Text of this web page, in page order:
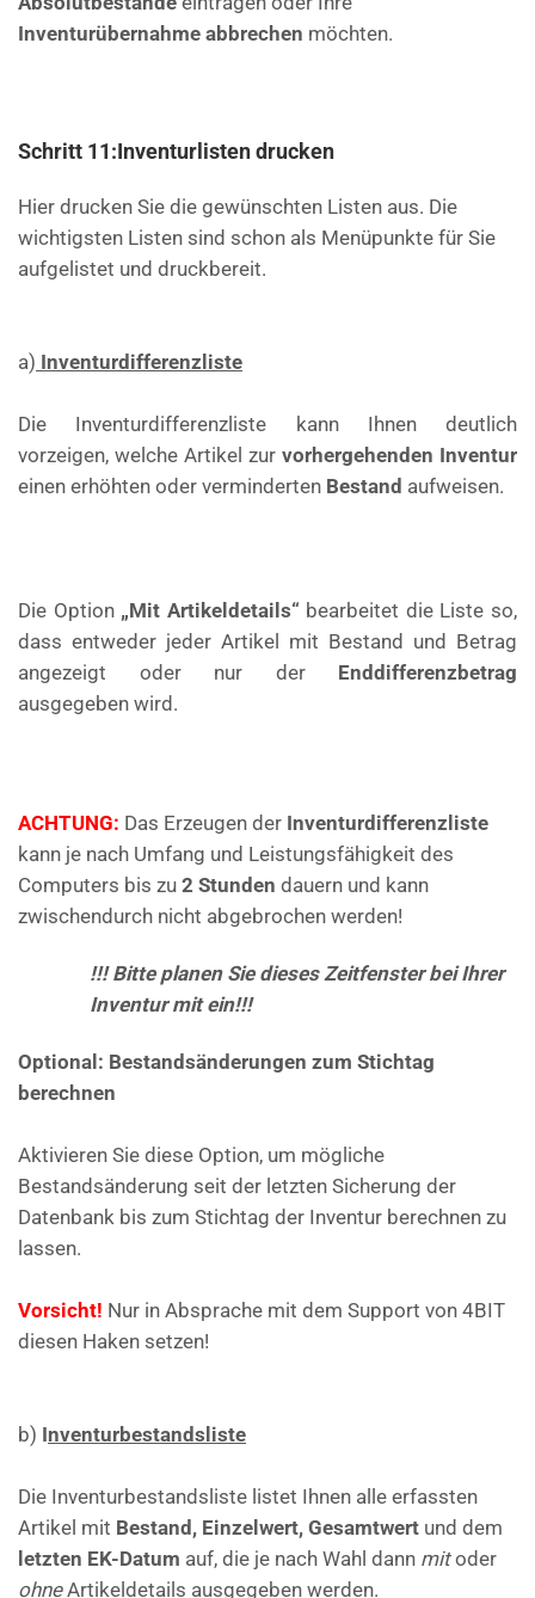
Inventurübernahme abbrechen möchten.
Schritt 11:Inventurlisten drucken
Hier drucken Sie die gewünschten Listen aus. Die
wichtigsten Listen sind schon als Menüpunkte für Sie
aufgelistet und druckbereit.
a) Inventurdifferenzliste
Die Inventurdifferenzliste kann Ihnen deutlich
vorzeigen, welche Artikel zur vorhergehenden Inventur
einen erhöhten oder verminderten Bestand aufweisen.
Die Option „Mit Artikeldetails“ bearbeitet die Liste so,
dass entweder jeder Artikel mit Bestand und Betrag
angezeigt oder nur der Enddifferenzbetrag
ausgegeben wird.
ACHTUNG: Das Erzeugen der Inventurdifferenzliste
kann je nach Umfang und Leistungsfähigkeit des
Computers bis zu 2 Stunden dauern und kann
zwischendurch nicht abgebrochen werden!
!!! Bitte planen Sie dieses Zeitfenster bei Ihrer
Inventur mit ein!!!
Optional: Bestandsänderungen zum Stichtag
berechnen
Aktivieren Sie diese Option, um mögliche
Bestandsänderung seit der letzten Sicherung der
Datenbank bis zum Stichtag der Inventur berechnen zu
lassen.
Vorsicht! Nur in Absprache mit dem Support von 4BIT
diesen Haken setzen!
b) Inventurbestandsliste
Die Inventurbestandsliste listet Ihnen alle erfassten
Artikel mit Bestand, Einzelwert, Gesamtwert und dem
letzten EK-Datum auf, die je nach Wahl dann mitoder
ohneArtikeldetails ausgegeben werden.